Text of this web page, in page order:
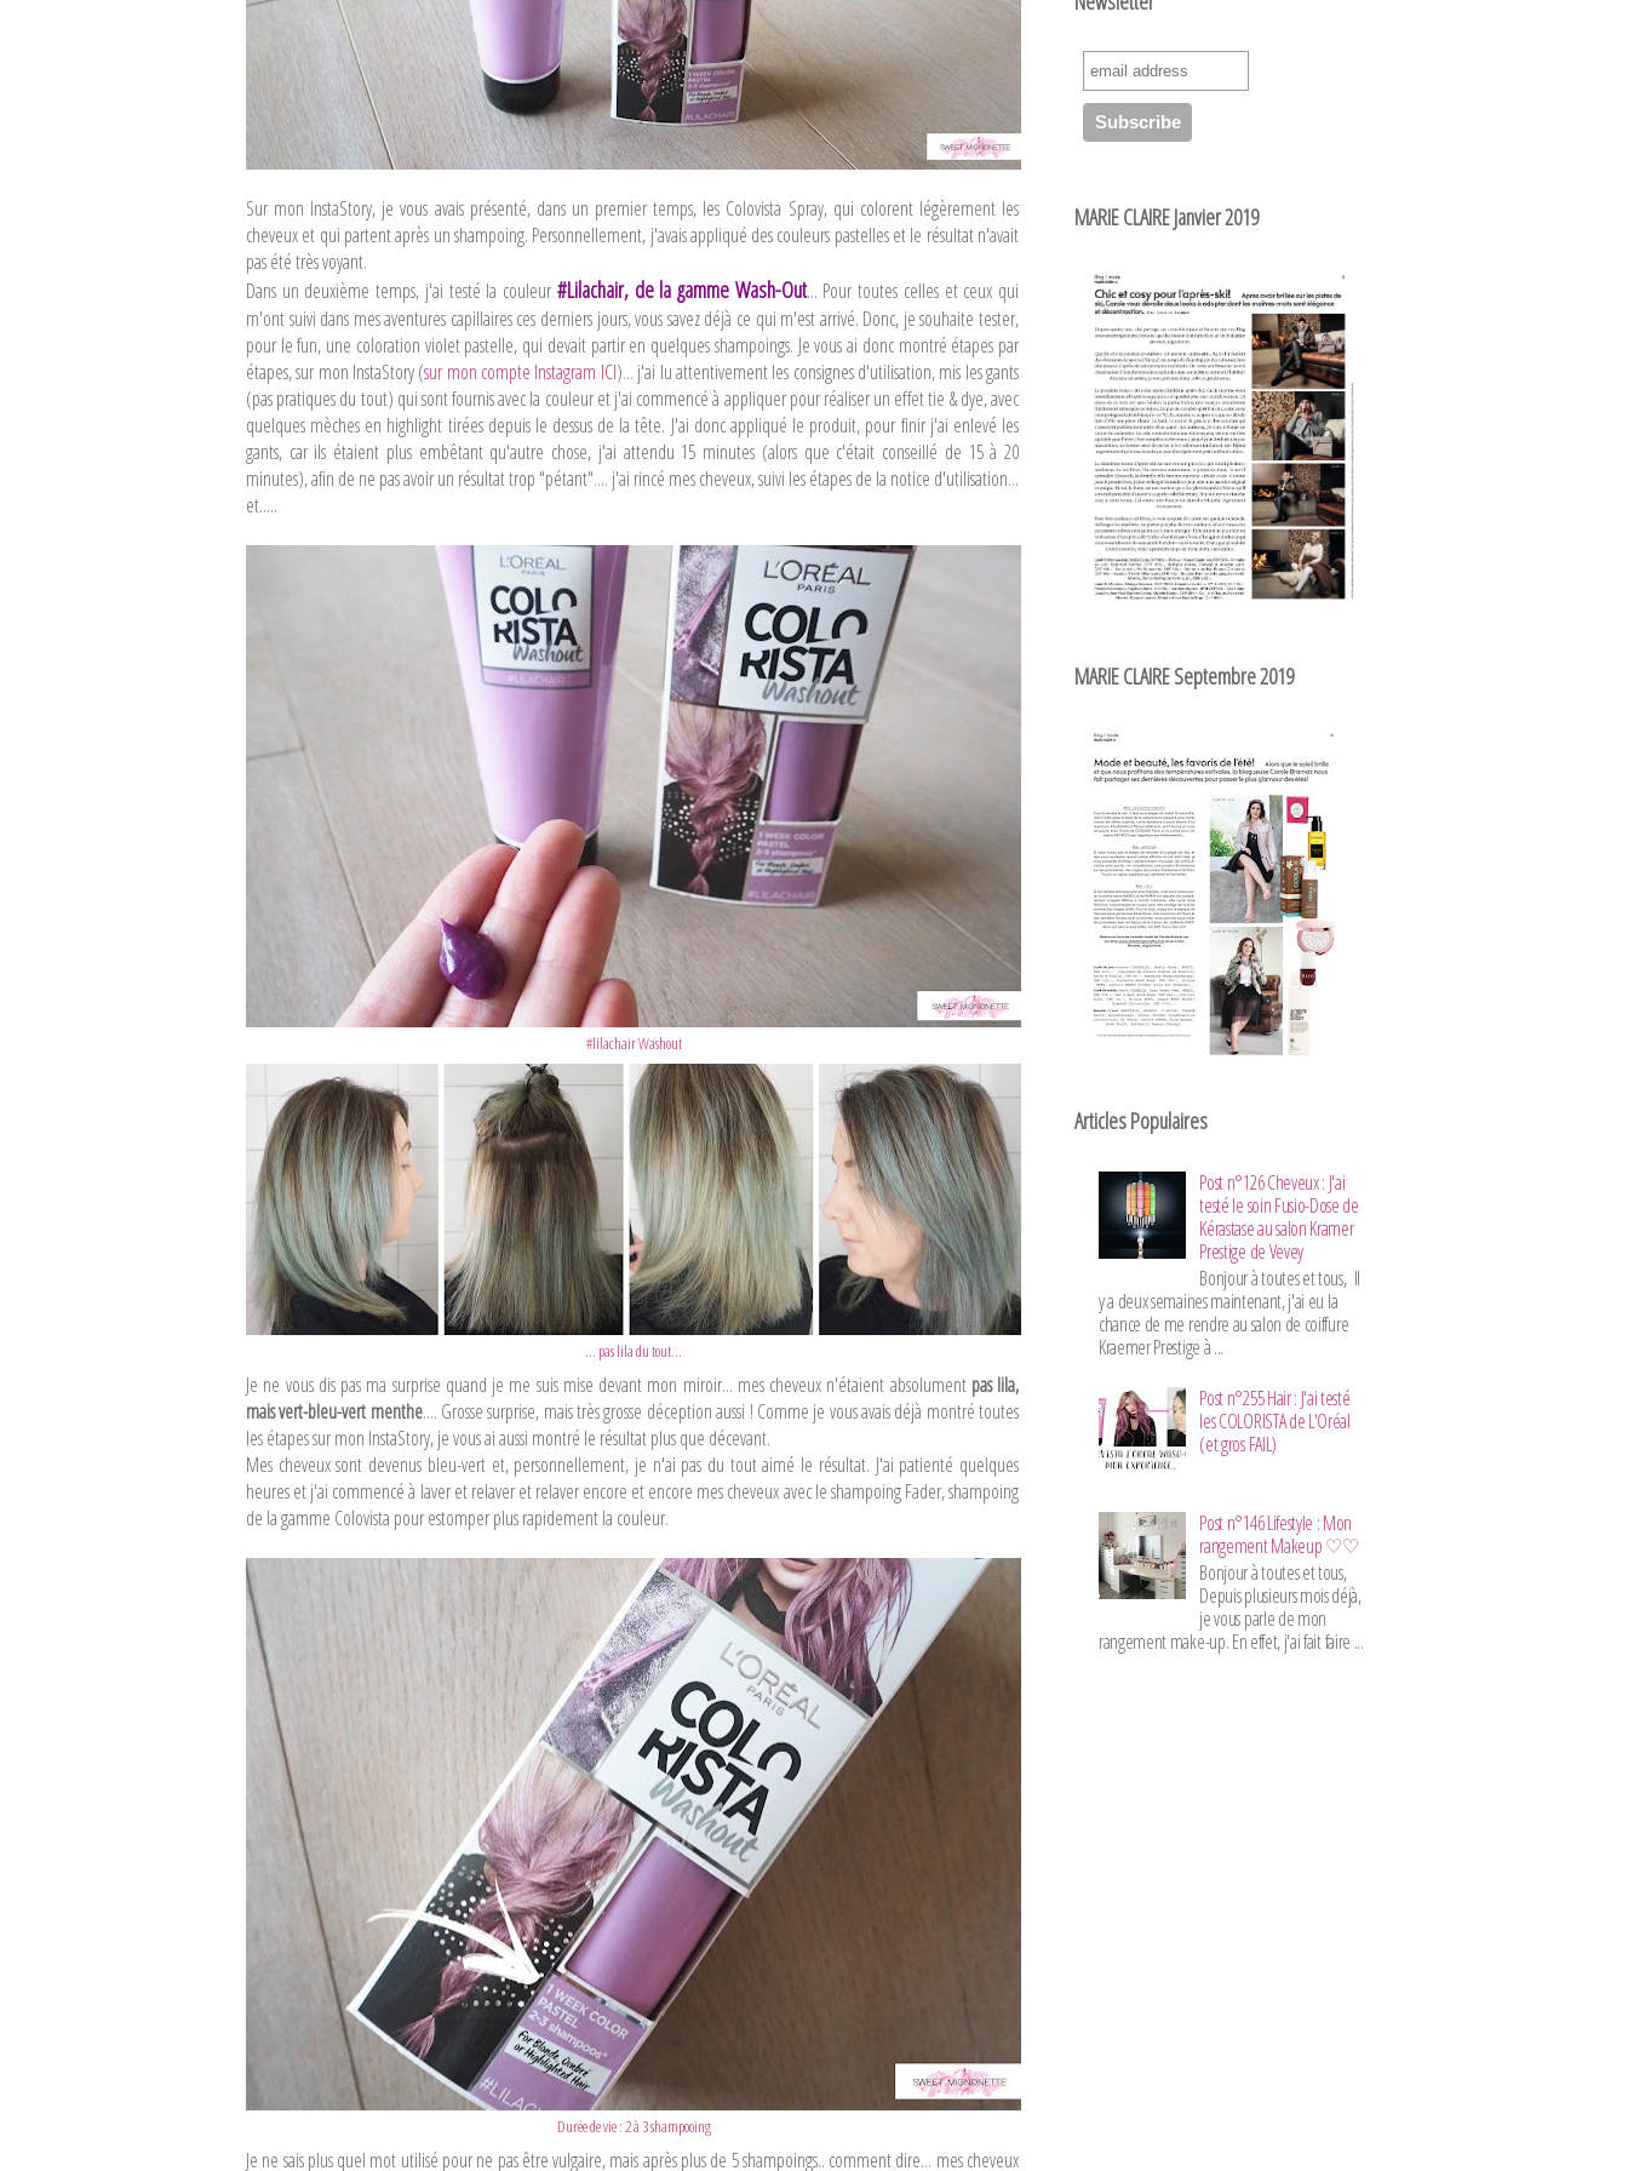
Sur mon InstaStory, je vous avais présenté, dans un premier temps, les Colovista Spray, qui colorent légèrement les
cheveux et qui partent après un shampoing. Personnellement, j'avais appliqué des couleurs pastelles et le résultat n'avait
pas été très voyant.
Dans un deuxième temps, j'ai testé la couleur #Lilachair, de la gamme Wash-Out... Pour toutes celles et ceux qui
m'ont suivi dans mes aventures capillaires ces derniers jours, vous savez déjà ce qui m'est arrivé. Donc, je souhaite tester,
pour le fun, une coloration violet pastelle, qui devait partir en quelques shampoings. Je vous ai donc montré étapes par
étapes, sur mon InstaStory (sur mon compte Instagram ICI)... j'ai lu attentivement les consignes d'utilisation, mis les gants
(pas pratiques du tout) qui sont fournis avec la couleur et j'ai commencé à appliquer pour réaliser un effet tie & dye, avec
quelques mèches en highlight tirées depuis le dessus de la tête. J'ai donc appliqué le produit, pour finir j'ai enlevé les
gants, car ils étaient plus embêtant qu'autre chose, j'ai attendu 15 minutes (alors que c'était conseillé de 15 à 20
minutes), afin de ne pas avoir un résultat trop "pétant".... j'ai rincé mes cheveux, suivi les étapes de la notice d'utilisation...
et.....
#lilachair Washout
... pas lila du tout...
Je ne vous dis pas ma surprise quand je me suis mise devant mon miroir... mes cheveux n'étaient absolument pas lila,
mais vert-bleu-vert menthe.... Grosse surprise, mais très grosse déception aussi ! Comme je vous avais déjà montré toutes
les étapes sur mon InstaStory, je vous ai aussi montré le résultat plus que décevant.
Mes cheveux sont devenus bleu-vert et, personnellement, je n'ai pas du tout aimé le résultat. J'ai patienté quelques
heures et j'ai commencé à laver et relaver et relaver encore et encore mes cheveux avec le shampoing Fader, shampoing
de la gamme Colovista pour estomper plus rapidement la couleur.
Durée de vie : 2 à 3 shampooing
Je ne sais plus quel mot utilisé pour ne pas être vulgaire, mais après plus de 5 shampoings.. comment dire... mes cheveux
MARIE CLAIRE Janvier 2019
MARIE CLAIRE Septembre 2019
Articles Populaires
Post n°126 Cheveux : J'ai
testé le soin Fusio-Dose de
Kérastase au salon Kramer
Prestige de Vevey
Bonjour à toutes et tous, Il
y a deux semaines maintenant, j'ai eu la
chance de me rendre au salon de coiffure
Kraemer Prestige à ...
Post n°255 Hair : J'ai testé
les COLORISTA de L'Oréal
(et gros FAIL)
Post n°146 Lifestyle : Mon
rangement Makeup ♡♡
Bonjour à toutes et tous,
Depuis plusieurs mois déjà,
je vous parle de mon
rangement make-up. En effet, j'ai fait faire ...